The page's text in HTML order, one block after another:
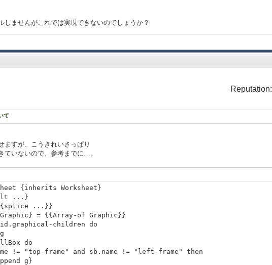
しませんがこれでは実現できないのでしょうか？
Reputation:
て
ますが、こうきれいさっぱり
ていないので、参考までに…。
{inherits Worksheet}
...}
...}}
= {{Array-of Graphic}}
children do
do
frame" and sb.name != "left-frame" then
g}